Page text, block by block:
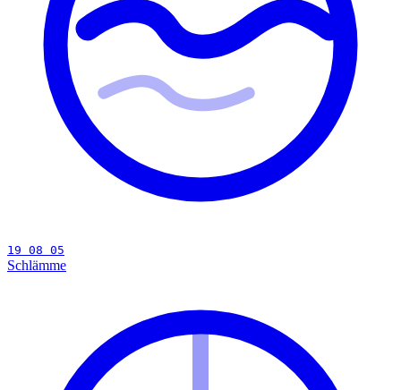
19 08 05
Schlämme